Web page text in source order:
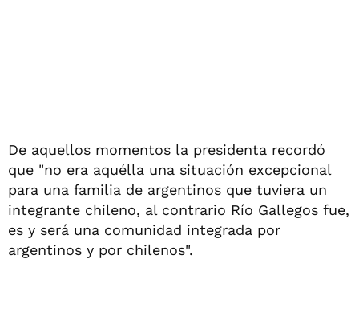
De aquellos momentos la presidenta recordó
que "no era aquélla una situación excepcional
para una familia de argentinos que tuviera un
integrante chileno, al contrario Río Gallegos fue,
es y será una comunidad integrada por
argentinos y por chilenos".